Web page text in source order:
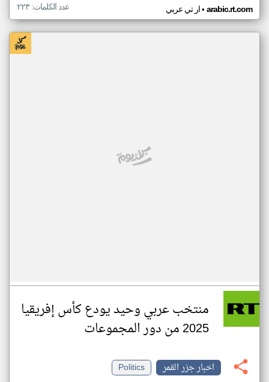
ار تي عربي• arabic.rt.com عدد الكلمات: ٢٢٣
منتخب عربي وحيد يودع كأس إفريقيا
2025 من دور المجموعات
اخبار جزر القمر
Politics